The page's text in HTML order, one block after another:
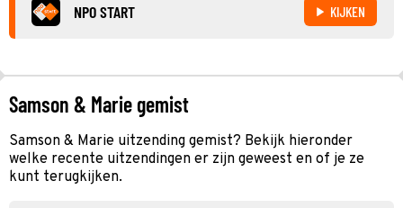
NPO START KIJKEN
Samson & Marie gemist
Samson & Marie uitzending gemist? Bekijk hieronder
welke recente uitzendingen er zijn geweest en of je ze
kunt terugkijken.